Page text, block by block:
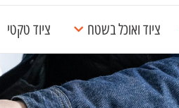
ציוד ואוכל בשטח ציוד טקטי